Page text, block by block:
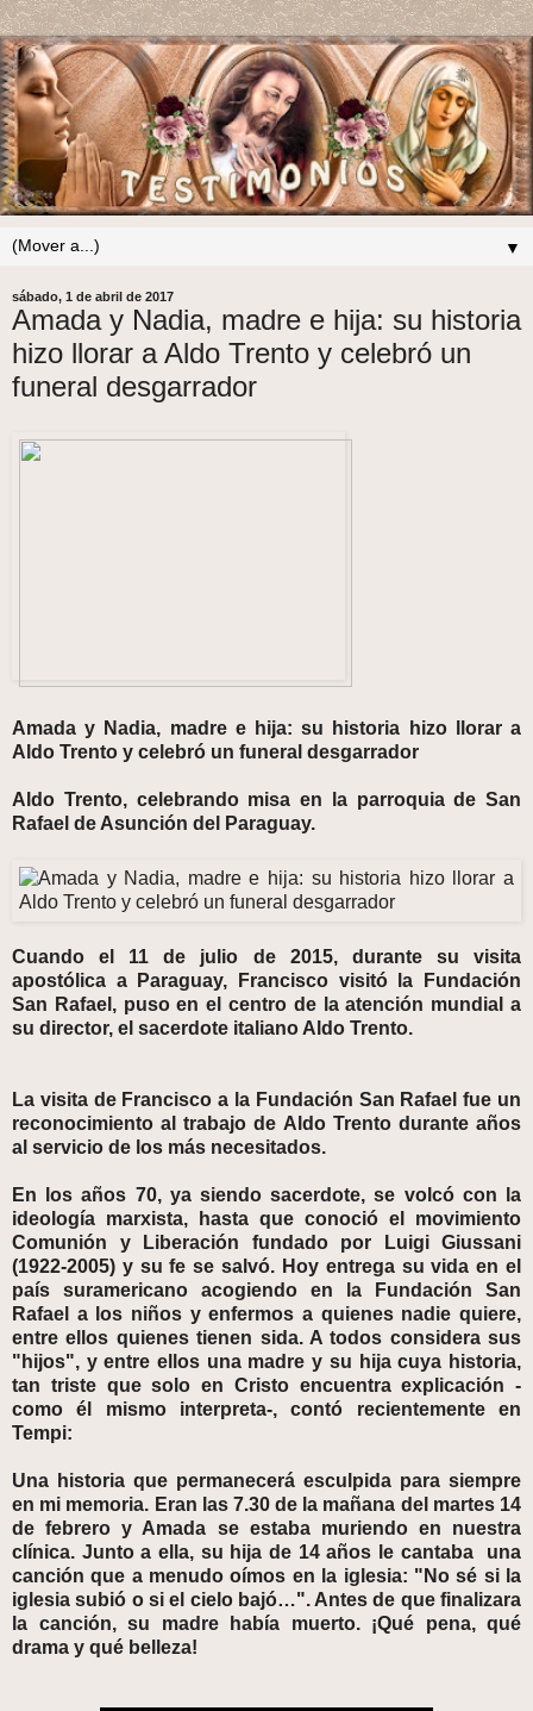
▼
sábado, 1 de abril de 2017
Amada y Nadia, madre e hija: su historia
hizo llorar a Aldo Trento y celebró un
funeral desgarrador
Amada y Nadia, madre e hija: su historia hizo llorar a
Aldo Trento y celebró un funeral desgarrador
Aldo Trento, celebrando misa en la parroquia de San
Rafael de Asunción del Paraguay.
Cuando el 11 de julio de 2015, durante su visita
apostólica a Paraguay, Francisco visitó la Fundación
San Rafael, puso en el centro de la atención mundial a
su director, el sacerdote italiano Aldo Trento.
La visita de Francisco a la Fundación San Rafael fue un
reconocimiento al trabajo de Aldo Trento durante años
al servicio de los más necesitados.
En los años 70, ya siendo sacerdote, se volcó con la
ideología marxista, hasta que conoció el movimiento
Comunión y Liberación fundado por Luigi Giussani
(1922-2005) y su fe se salvó. Hoy entrega su vida en el
país suramericano acogiendo en la Fundación San
Rafael a los niños y enfermos a quienes nadie quiere,
entre ellos quienes tienen sida. A todos considera sus
"hijos", y entre ellos una madre y su hija cuya historia,
tan triste que solo en Cristo encuentra explicación -
como él mismo interpreta-, contó recientemente en
Tempi:
Una historia que permanecerá esculpida para siempre
en mi memoria. Eran las 7.30 de la mañana del martes 14
de febrero y Amada se estaba muriendo en nuestra
clínica. Junto a ella, su hija de 14 años le cantaba una
canción que a menudo oímos en la iglesia: "No sé si la
iglesia subió o si el cielo bajó…". Antes de que finalizara
la canción, su madre había muerto. ¡Qué pena, qué
drama y qué belleza!